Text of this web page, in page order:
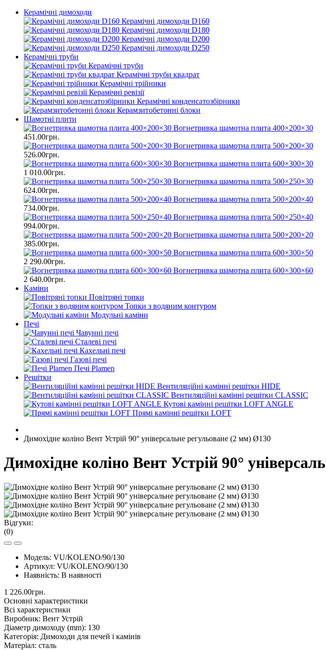
Керамічні димоходи
Керамічні димоходи D160
Керамічні димоходи D180
Керамічні димоходи D200
Керамічні димоходи D250
Керамічні труби
Керамічні труби
Керамічні труби квадрат
Керамічні трійники
Керамічні ревізії
Керамічні конденсатозбірники
Керамзитобетонні блоки
Шамотні плити
Вогнетривка шамотна плита 400×200×30
451.00грн.
Вогнетривка шамотна плита 500×200×30
526.00грн.
Вогнетривка шамотна плита 600×300×30
1 010.00грн.
Вогнетривка шамотна плита 500×250×30
624.00грн.
Вогнетривка шамотна плита 500×200×40
734.00грн.
Вогнетривка шамотна плита 500×250×40
994.00грн.
Вогнетривка шамотна плита 500×200×20
385.00грн.
Вогнетривка шамотна плита 600×300×50
2 290.00грн.
Вогнетривка шамотна плита 600×300×60
2 640.00грн.
Каміни
Повітряні топки
Топки з водяним контуром
Модульні каміни
Печі
Чавунні печі
Сталеві печі
Кахельні печі
Газові печі
Печі Plamen
Решітки
Вентиляційні камінні решітки HIDE
Вентиляційні камінні решітки CLASSIC
Кутові камінні решітки LOFT ANGLE
Прямі камінні решітки LOFT
Димохідне коліно Вент Устрій 90° універсальне регульоване (2 мм) Ø130
Димохідне коліно Вент Устрій 90°
Відгуки:
(0)
Модель: VU/KOLENO/90/130
Артикул: VU/KOLENO/90/130
Наявність: В наявності
1 226.00грн.
Основні характеристики
Всі характеристики
Виробник: Вент Устрій
Діаметр димоходу (mm): 130
Категорія: Димоходи для печей і камінів
Матеріал: сталь